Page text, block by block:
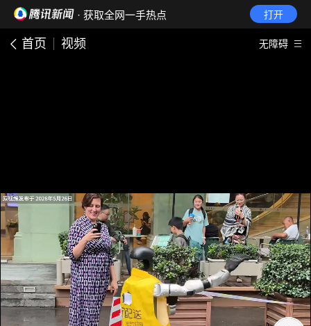
· 获取全网一手热点 打开
首页 视频 无障碍